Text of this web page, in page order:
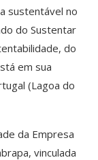
sustentável no
do Sustentar
do
em sua
(Lagoa do
da Empresa
vinculada